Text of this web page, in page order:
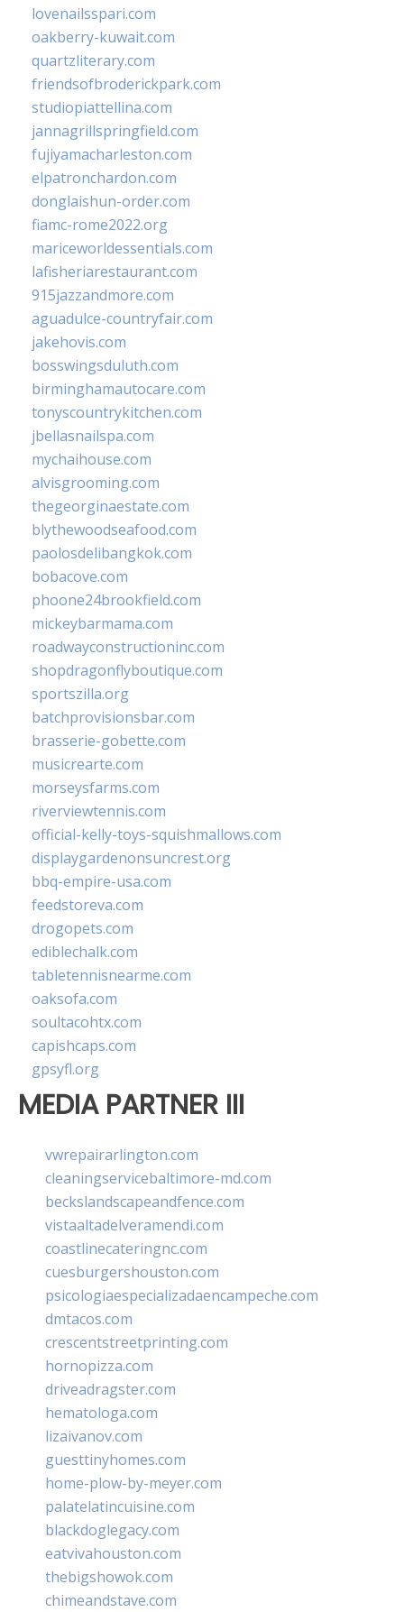
lovenailsspari.com
oakberry-kuwait.com
quartzliterary.com
friendsofbroderickpark.com
studiopiattellina.com
jannagrillspringfield.com
fujiyamacharleston.com
elpatronchardon.com
donglaishun-order.com
fiamc-rome2022.org
mariceworldessentials.com
lafisheriarestaurant.com
915jazzandmore.com
aguadulce-countryfair.com
jakehovis.com
bosswingsduluth.com
birminghamautocare.com
tonyscountrykitchen.com
jbellasnailspa.com
mychaihouse.com
alvisgrooming.com
thegeorginaestate.com
blythewoodseafood.com
paolosdelibangkok.com
bobacove.com
phoone24brookfield.com
mickeybarmama.com
roadwayconstructioninc.com
shopdragonflyboutique.com
sportszilla.org
batchprovisionsbar.com
brasserie-gobette.com
musicrearte.com
morseysfarms.com
riverviewtennis.com
official-kelly-toys-squishmallows.com
displaygardenonsuncrest.org
bbq-empire-usa.com
feedstoreva.com
drogopets.com
ediblechalk.com
tabletennisnearme.com
oaksofa.com
soultacohtx.com
capishcaps.com
gpsyfl.org
MEDIA PARTNER III
vwrepairarlington.com
cleaningservicebaltimore-md.com
beckslandscapeandfence.com
vistaaltadelveramendi.com
coastlinecateringnc.com
cuesburgershouston.com
psicologiaespecializadaencampeche.com
dmtacos.com
crescentstreetprinting.com
hornopizza.com
driveadragster.com
hematologa.com
lizaivanov.com
guesttinyhomes.com
home-plow-by-meyer.com
palatelatincuisine.com
blackdoglegacy.com
eatvivahouston.com
thebigshowok.com
chimeandstave.com